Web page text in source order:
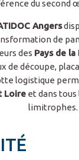
du second
Angers
de
des Pays de
de découpe,
logistique
Loireet dans
limitrophes.